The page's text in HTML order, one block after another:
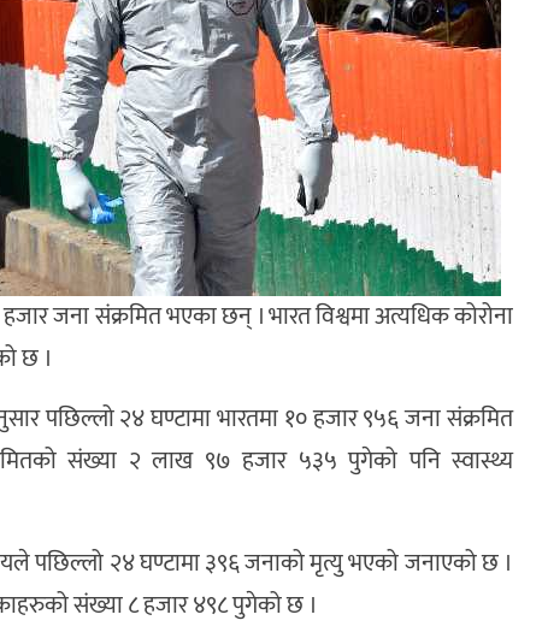
जना संक्रमित भएका छन् । भारत विश्वमा अत्यधिक कोरोना
छ ।
पछिल्लो २४ घण्टामा भारतमा १० हजार ९५६ जना संक्रमित
संख्या २ लाख ९७ हजार ५३५ पुगेको पनि स्वास्थ्य
पछिल्लो २४ घण्टामा ३९६ जनाको मृत्यु भएको जनाएको छ ।
संख्या ८ हजार ४९८ पुगेको छ ।